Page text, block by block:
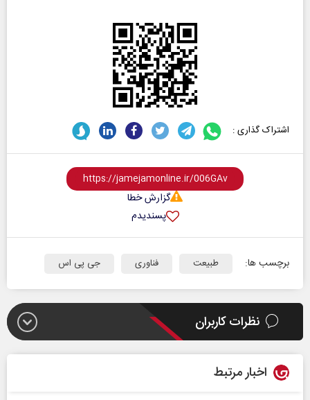
اشتراک گذاری :
گزارش خطا
پسندیدم
برچسب ها: طبیعت فناوری جی پی اس
نظرات کاربران
اخبار مرتبط